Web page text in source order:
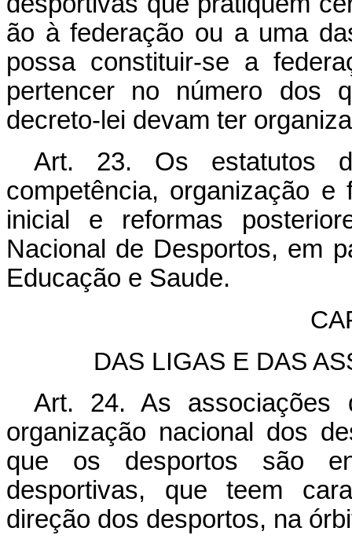
ão à federação ou a uma
possa constituir-se a
pertencer no número dos
decreto-lei devam ter
Art. 23. Os estatutos
competência, organização
inicial e reformas
Nacional de Desportos, em
Educação e Saude.
DAS LIGAS E DAS
Art. 24. As associações
organização nacional dos
que os desportos são
desportivas, que teem
direção dos desportos, na